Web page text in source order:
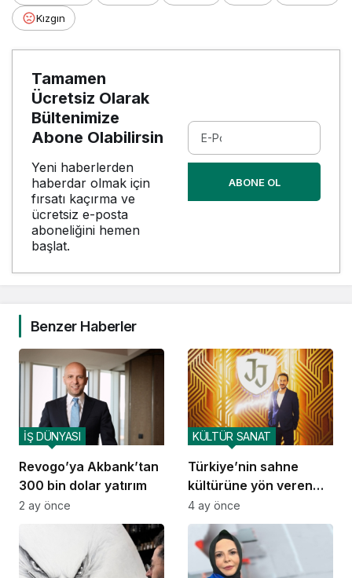
Kızgın
Tamamen
Ücretsiz Olarak
Bültenimize
Abone Olabilirsin
Yeni haberlerden
haberdar olmak için
fırsatı kaçırma ve
ücretsiz e-posta
aboneliğini hemen
başlat.
ABONE OL
Benzer Haberler
Revogo’ya Akbank’tan
300 bin dolar yatırım
İŞ DÜNYASI
2 ay önce
Türkiye’nin sahne
kültürüne yön veren
Jolly Joker 20 yaşında
KÜLTÜR SANAT
4 ay önce